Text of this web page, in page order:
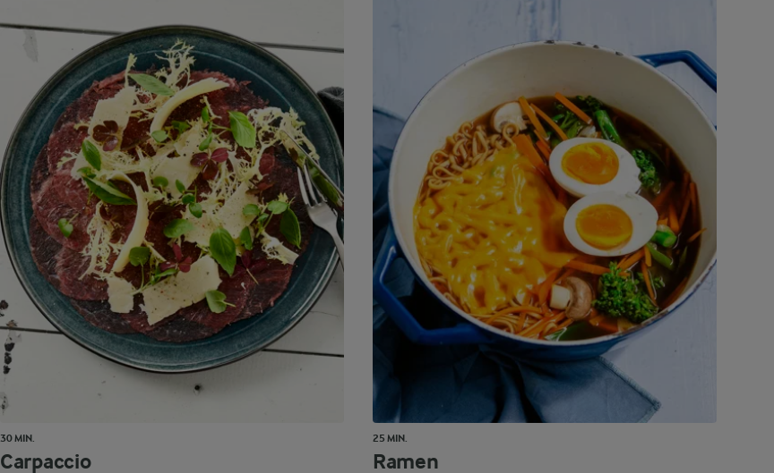
koolhydraten
215,9 gram koolhydraten
30 MIN.
Carpaccio
25 MIN.
Ramen